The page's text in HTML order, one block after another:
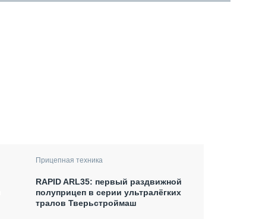
Прицепная техника
RAPID ARL35: первый раздвижной
полуприцеп в серии ультралёгких
тралов Тверьстроймаш